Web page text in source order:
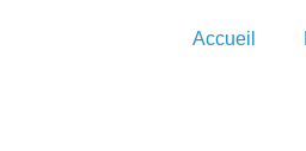
Accueil